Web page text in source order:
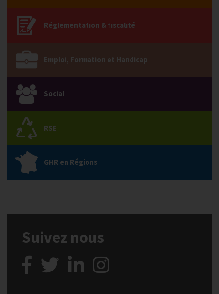
Réglementation & fiscalité
Emploi, Formation et Handicap
Social
RSE
GHR en Régions
Suivez nous